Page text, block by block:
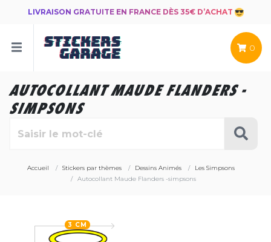
LIVRAISON GRATUITE EN FRANCE DÈS 35€ D’ACHAT
0
AUTOCOLLANT MAUDE FLANDERS -
SIMPSONS
Accueil Stickers par thèmes Dessins Animés
Les Simpsons
Autocollant Maude Flanders -simpsons
3 CM